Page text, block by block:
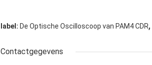
label: De Optische Oscilloscoop van PAM4 CDR,
Contactgegevens